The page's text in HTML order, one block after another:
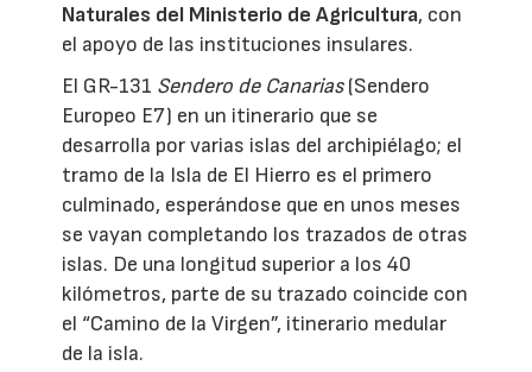
Naturales del Ministerio de Agricultura, con
el apoyo de las instituciones insulares.
El GR-131 Sendero de Canarias(Sendero
Europeo E7) en un itinerario que se
desarrolla por varias islas del archipiélago; el
tramo de la Isla de El Hierro es el primero
culminado, esperándose que en unos meses
se vayan completando los trazados de otras
islas. De una longitud superior a los 40
kilómetros, parte de su trazado coincide con
el “Camino de la Virgen”, itinerario medular
de la isla.